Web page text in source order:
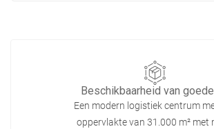
Beschikbaarheid van
Een modern logistiek centrum
oppervlakte van 31.000 m² met